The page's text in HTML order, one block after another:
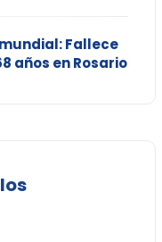
Fallece
años en Rosario